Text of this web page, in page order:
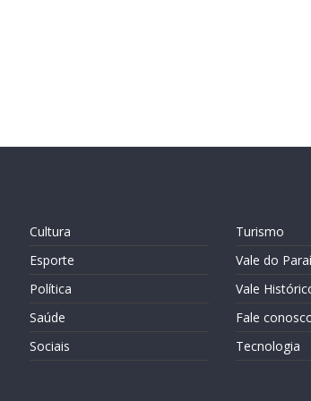
Cultura
Esporte
Política
Saúde
Sociais
Turismo
Vale do
Vale
Fale
Tecnologia